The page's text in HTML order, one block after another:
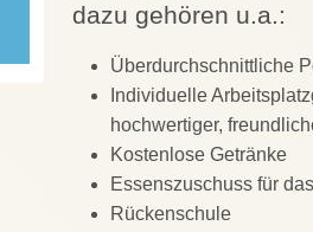
dazu gehören u.a.:
Überdurchschnittliche
Individuelle
hochwertiger,
Kostenlose Getränke
Essenszuschuss für
Rückenschule